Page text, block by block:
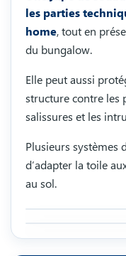
les parties
home, tout en
du bungalow.
Elle peut aussi
structure contre les
salissures et les
Plusieurs systèmes
d’adapter la toile
au sol.